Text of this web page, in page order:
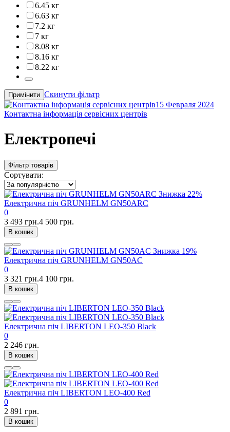
6.45 кг
6.63 кг
7.2 кг
7 кг
8.08 кг
8.16 кг
8.22 кг
Примінити Скинути фільтр
15 Февраля 2024
Контактна інформація сервісних центрів
Електропечі
Фільтр товарів
Сортувати:
Знижка 22%
Електрична піч GRUNHELM GN50ARC
0
3 493 грн.4 500 грн.
В кошик
Знижка 19%
Електрична піч GRUNHELM GN50AC
0
3 321 грн.4 100 грн.
В кошик
Електрична піч LIBERTON LEO-350 Black
0
2 246 грн.
В кошик
Електрична піч LIBERTON LEO-400 Red
0
2 891 грн.
В кошик